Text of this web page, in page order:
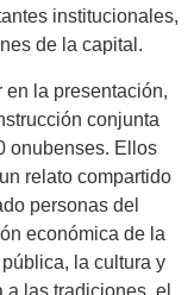
institucionales,
de la capital.
en la presentación,
conjunta
onubenses. Ellos
relato compartido
personas del
económica de la
la cultura y
las tradiciones, el